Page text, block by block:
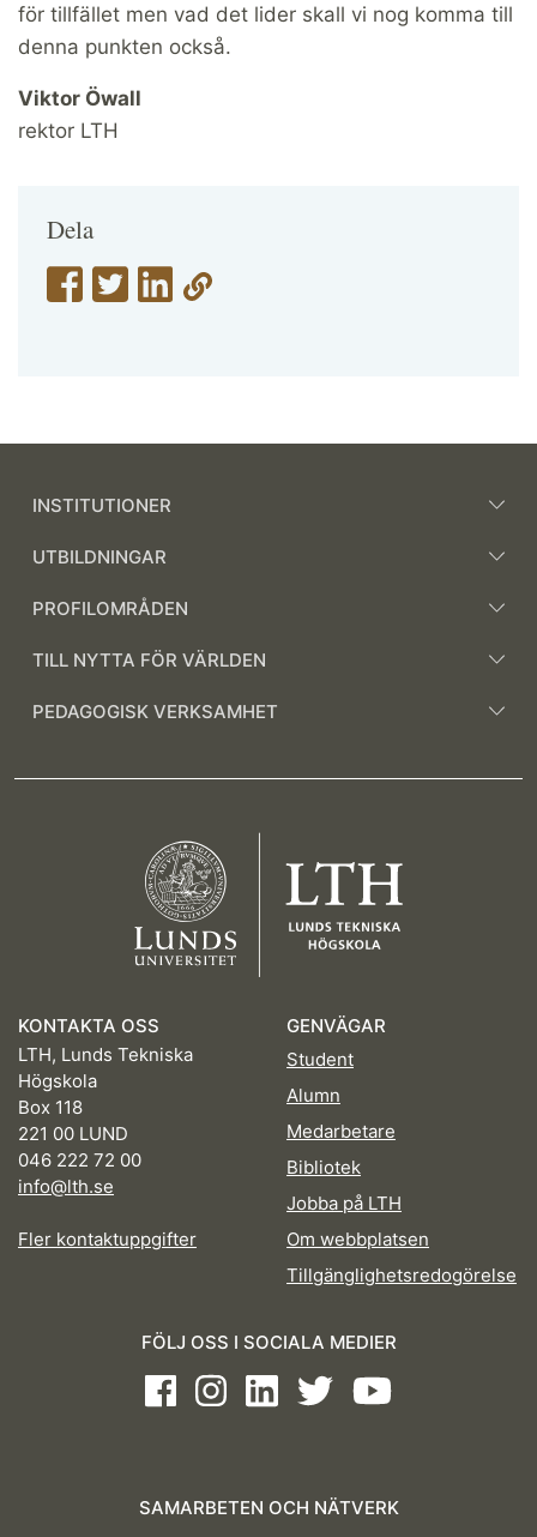
för tillfället men vad det lider skall vi nog komma till
denna punkten också.
Viktor Öwall
rektor LTH
Dela
INSTITUTIONER
UTBILDNINGAR
PROFILOMRÅDEN
TILL NYTTA FÖR VÄRLDEN
PEDAGOGISK VERKSAMHET
KONTAKTA OSS
LTH, Lunds Tekniska
Högskola
Box 118
221 00 LUND
046 222 72 00
info@lth.se
Fler kontaktuppgifter
GENVÄGAR
Student
Alumn
Medarbetare
Bibliotek
Jobba på LTH
Om webbplatsen
Tillgänglighetsredogörelse
FÖLJ OSS I SOCIALA MEDIER
FacebookInstagramLinkedInTwitterYoutube
SAMARBETEN OCH NÄTVERK